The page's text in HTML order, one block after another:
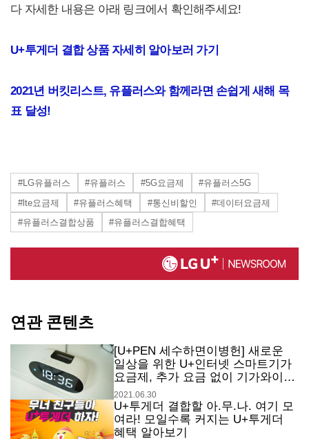
다 자세한 내용은 아래 링크에서 확인해주세요!
U+투게더 결합 상품 자세히 알아보러 가기
2021년 버킷리스트, 유플러스와 함께라면 손쉽게 새해 목
표 달성!
#LG유플러스 #유플러스 #5G요금제
#유플러스5G
#lte요금제
#유플러스혜택 #통신비할인
#데이터요금제
#유플러스결합상품
#유플러스결합혜택
연관 콘텐츠
[U+PEN 세수하면이병헌] 새로운
일상을 위한 U+인터넷 스마트기가
요금제, 추가 요금 없이 기가와이파
이 두 대 사용으로 더 빠르게!
2021.06.30
U+투게더 결합할 아.무.나. 여기 모
여라! 모일수록 커지는 U+투게더
혜택 알아보기